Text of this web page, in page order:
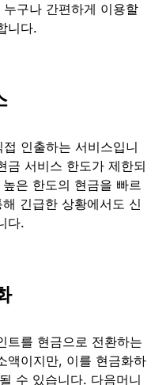
구나 간편하게 이용할
니다.
인출하는 서비스입니
금 서비스 한도가 제한되
은 한도의 현금을 빠르
긴급한 상황에서도 신
다.
트를 현금으로 전환하는
액이지만, 이를 현금화하
수 있습니다. 다음머니